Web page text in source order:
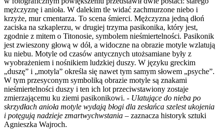
mężczyznę i anioła. W dalekim tle widać zachmurzone niebo i
krzyże, mur cmentarza. To scena śmierci. Mężczyzna jedną dłoń
zaciska na szkaplerzu, w drugiej trzyma pasikonika, który jest,
zgodnie z mitem o Titonosie, symbolem nieśmiertelności. Pasikonik
jest zwieszony głową w dół, a widoczne na obrazie motyle wzlatują
ku niebu. Motyle od czasów antycznych utożsamiane były z
wyobrażeniem i nośnikiem ludzkiej duszy. W języku greckim
„duszę” i „motyla” określa się nawet tym samym słowem „psyche”.
W tym przesyconym symboliką obrazie motyle są znakami
nieśmiertelności duszy i ten ich lot przeciwstawiony zostaje
zmierzającemu ku ziemi pasikonikowi. - Ulatujące do nieba po
skrzydłach anioła motyle wydają błogi dla zesłańca szelest ukojenia
i potęgują nadzieje zmartwychwstania – zaznacza historyk sztuki
Agnieszka Wajroch.